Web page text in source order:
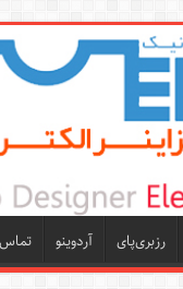
رزبری‌پای آردوینو تماس